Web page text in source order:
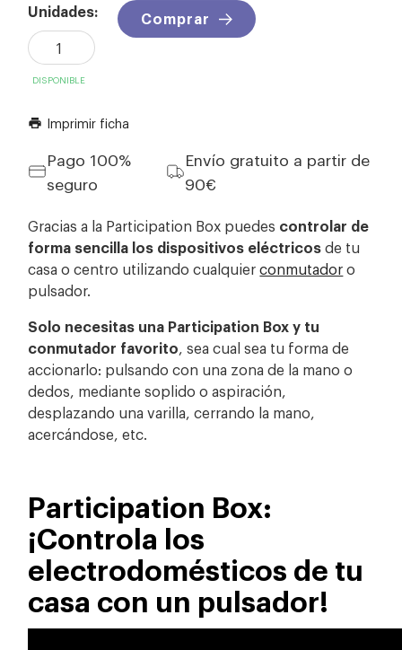
Unidades: Comprar
DISPONIBLE
print Imprimir ficha
Pago 100%
seguro
Envío gratuito a partir de
90€
Gracias a la Participation Box puedes controlar de
forma sencilla los dispositivos eléctricosde tu
casa o centro utilizando cualquierconmutadoro
pulsador.
Solo necesitas una Participation Box y tu
conmutador favorito, sea cual sea tu forma de
accionarlo: pulsando con una zona de la mano o
dedos, mediante soplido o aspiración,
desplazando una varilla, cerrando la mano,
acercándose, etc.
Participation Box:
¡Controla los
electrodomésticos de tu
casa con un pulsador!